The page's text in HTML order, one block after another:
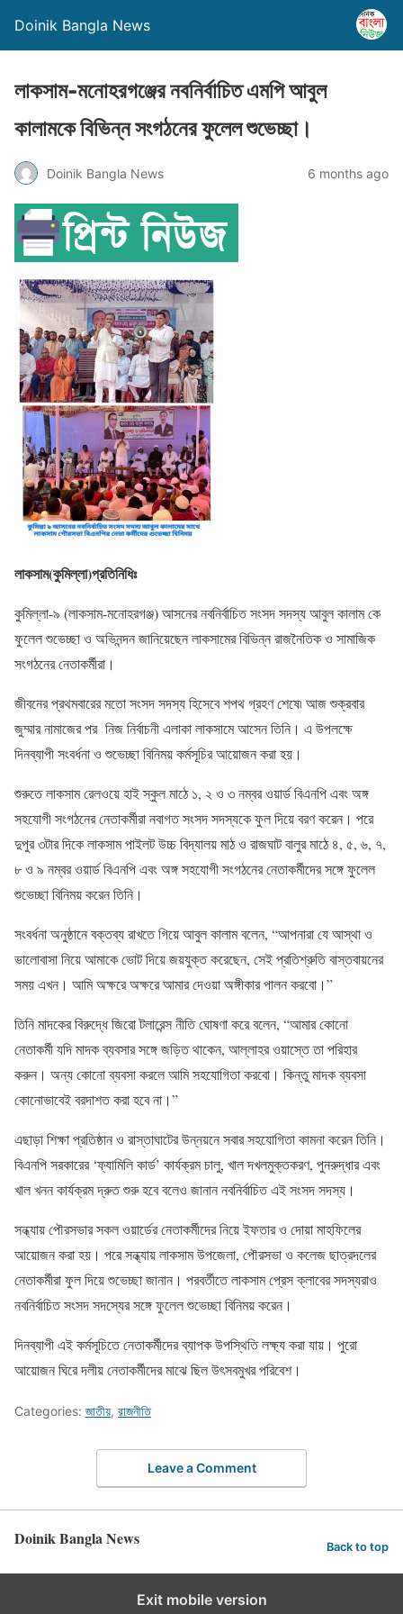
Doinik Bangla News
লাকসাম-মনোহরগঞ্জের নবনির্বাচিত এমপি আবুল
কালামকে বিভিন্ন সংগঠনের ফুলেল শুভেচ্ছা।
Doinik Bangla News 6 months ago
লাকসাম(কুমিল্লা)প্রতিনিধিঃ
কুমিল্লা-৯ (লাকসাম-মনোহরগঞ্জ) আসনের নবনির্বাচিত সংসদ সদস্য আবুল কালাম কে
ফুলেল শুভেচ্ছা ও অভিনন্দন জানিয়েছেন লাকসামের বিভিন্ন রাজনৈতিক ও সামাজিক
সংগঠনের নেতাকর্মীরা।
জীবনের প্রথমবারের মতো সংসদ সদস্য হিসেবে শপথ গ্রহণ শেষে৷ আজ শুক্রবার
জুম্মার নামাজের পর নিজ নির্বাচনী এলাকা লাকসামে আসেন তিনি। এ উপলক্ষে
দিনব্যাপী সংবর্ধনা ও শুভেচ্ছা বিনিময় কর্মসূচির আয়োজন করা হয়।
শুরুতে লাকসাম রেলওয়ে হাই স্কুল মাঠে ১, ২ ও ৩ নম্বর ওয়ার্ড বিএনপি এবং অঙ্গ
সহযোগী সংগঠনের নেতাকর্মীরা নবাগত সংসদ সদস্যকে ফুল দিয়ে বরণ করেন। পরে
দুপুর ৩টার দিকে লাকসাম পাইলট উচ্চ বিদ্যালয় মাঠ ও রাজঘাট বালুর মাঠে ৪, ৫, ৬, ৭,
৮ ও ৯ নম্বর ওয়ার্ড বিএনপি এবং অঙ্গ সহযোগী সংগঠনের নেতাকর্মীদের সঙ্গে ফুলেল
শুভেচ্ছা বিনিময় করেন তিনি।
সংবর্ধনা অনুষ্ঠানে বক্তব্য রাখতে গিয়ে আবুল কালাম বলেন, “আপনারা যে আস্থা ও
ভালোবাসা নিয়ে আমাকে ভোট দিয়ে জয়যুক্ত করেছেন, সেই প্রতিশ্রুতি বাস্তবায়নের
সময় এখন। আমি অক্ষরে অক্ষরে আমার দেওয়া অঙ্গীকার পালন করবো।”
তিনি মাদকের বিরুদ্ধে জিরো টলারেন্স নীতি ঘোষণা করে বলেন, “আমার কোনো
নেতাকর্মী যদি মাদক ব্যবসার সঙ্গে জড়িত থাকেন, আল্লাহর ওয়াস্তে তা পরিহার
করুন। অন্য কোনো ব্যবসা করলে আমি সহযোগিতা করবো। কিন্তু মাদক ব্যবসা
কোনোভাবেই বরদাশত করা হবে না।”
এছাড়া শিক্ষা প্রতিষ্ঠান ও রাস্তাঘাটের উন্নয়নে সবার সহযোগিতা কামনা করেন তিনি।
বিএনপি সরকারের ‘ফ্যামিলি কার্ড’ কার্যক্রম চালু, খাল দখলমুক্তকরণ, পুনরুদ্ধার এবং
খাল খনন কার্যক্রম দ্রুত শুরু হবে বলেও জানান নবনির্বাচিত এই সংসদ সদস্য।
সন্ধ্যায় পৌরসভার সকল ওয়ার্ডের নেতাকর্মীদের নিয়ে ইফতার ও দোয়া মাহফিলের
আয়োজন করা হয়। পরে সন্ধ্যায় লাকসাম উপজেলা, পৌরসভা ও কলেজ ছাত্রদলের
নেতাকর্মীরা ফুল দিয়ে শুভেচ্ছা জানান। পরবর্তীতে লাকসাম প্রেস ক্লাবের সদস্যরাও
নবনির্বাচিত সংসদ সদস্যের সঙ্গে ফুলেল শুভেচ্ছা বিনিময় করেন।
দিনব্যাপী এই কর্মসূচিতে নেতাকর্মীদের ব্যাপক উপস্থিতি লক্ষ্য করা যায়। পুরো
আয়োজন ঘিরে দলীয় নেতাকর্মীদের মাঝে ছিল উৎসবমুখর পরিবেশ।
Categories: জাতীয়, রাজনীতি
Leave a Comment
Doinik Bangla News Back to top
Exit mobile version